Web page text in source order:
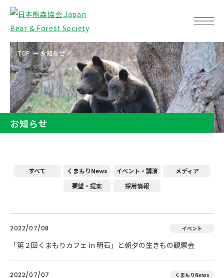
TOP お知らせ
お知らせ
すべて くまもりNews イベント・講演
メディア
要望・提案
採用情報
2022/07/08 イベント
「第２回くまもりカフェ in 明石」と朝夕の生きもの観察会
2022/07/07 くまもりNews